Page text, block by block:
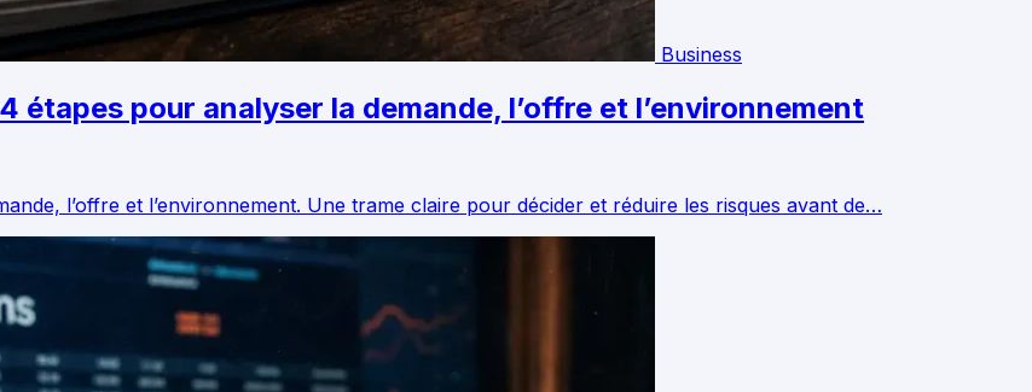
Business
étapes pour analyser la demande, l’offre et l’environnement
l’offre et l’environnement. Une trame claire pour décider et réduire les risques avant de…